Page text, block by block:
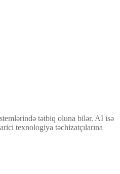
tətbiq oluna bilər. AI isə
texnologiya təchizatçılarına